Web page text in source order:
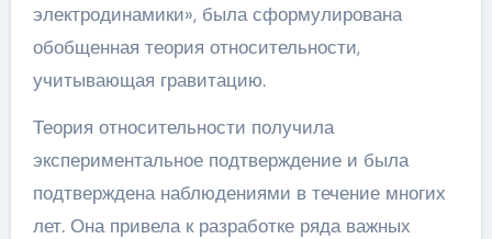
электродинамики», была сформулирована
обобщенная теория относительности,
учитывающая гравитацию.
Теория относительности получила
экспериментальное подтверждение и была
подтверждена наблюдениями в течение многих
лет. Она привела к разработке ряда важных